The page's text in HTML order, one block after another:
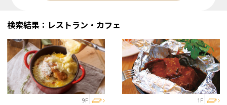
検索結果：レストラン・カフェ
9F 1F